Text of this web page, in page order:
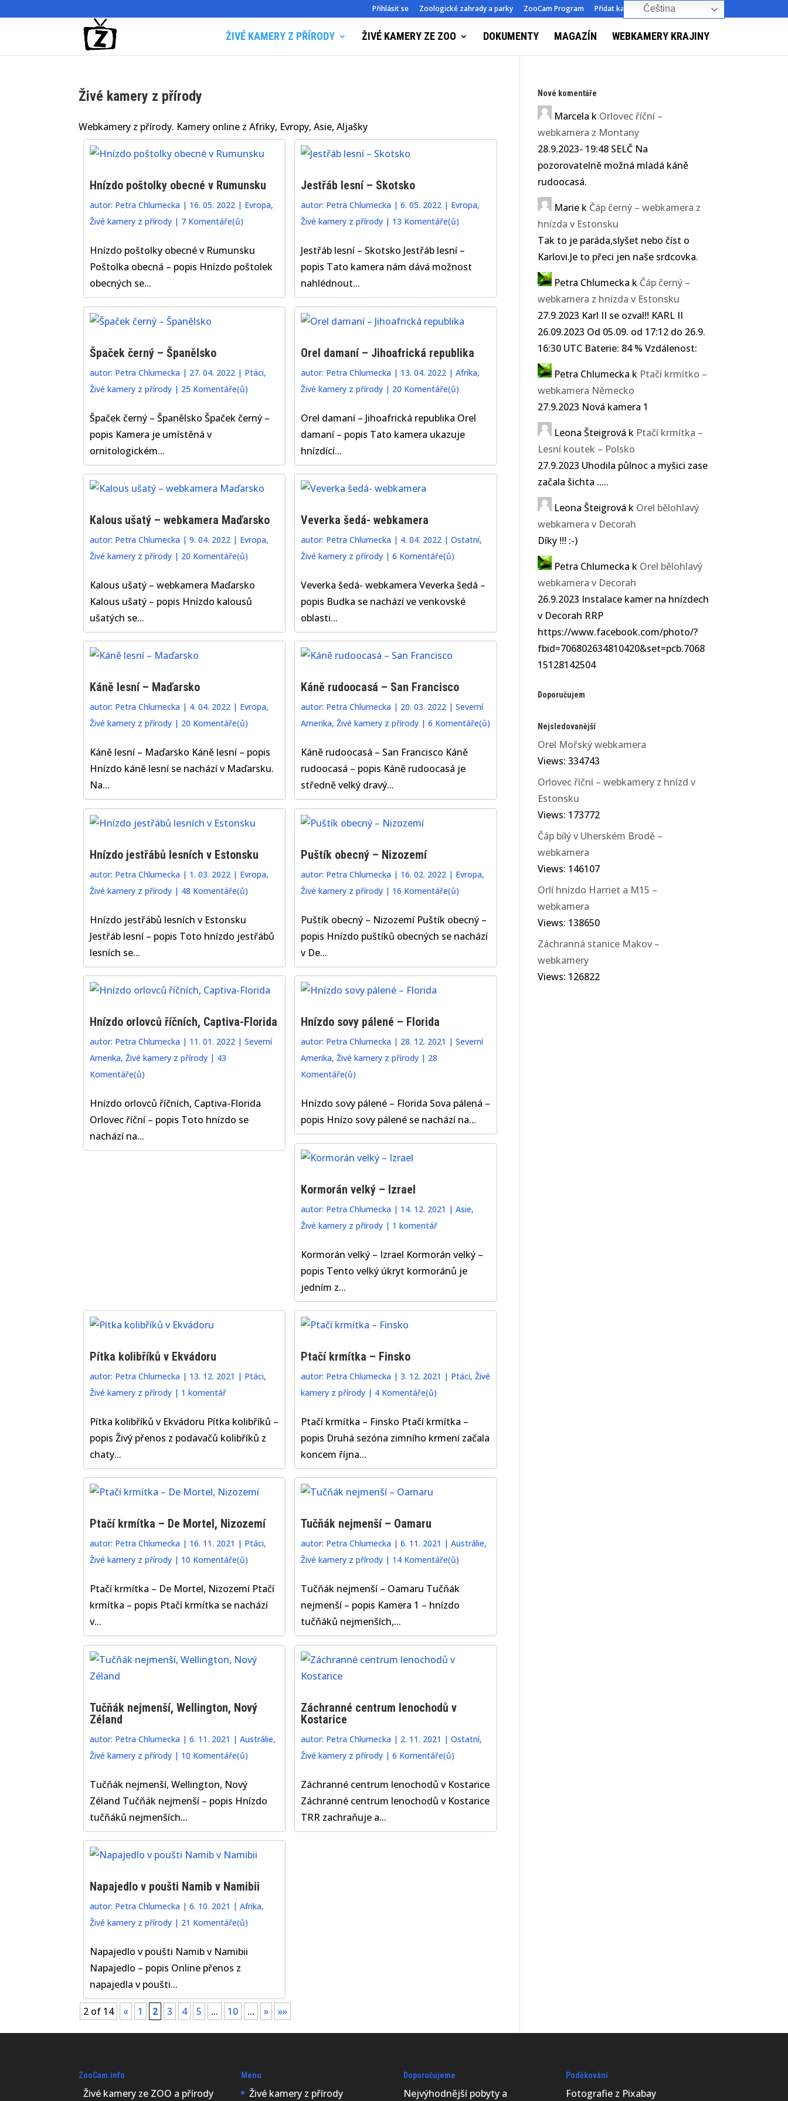
Přihlásit se Zoologické zahrady a parky ZooCam Program Přidat kameru O nás
ŽIVÉ KAMERY Z PŘÍRODY ŽIVÉ KAMERY ZE ZOO DOKUMENTY MAGAZÍN WEBKAMERY KRAJINY
Živé kamery z přírody
Webkamery z přírody. Kamery online z Afriky, Evropy, Asie, Aljašky
Hnízdo poštolky obecné v Rumunsku
autor: Petra Chlumecka| 16. 05. 2022| Evropa,
Živé kamery z přírody| 7 Komentáře(ů)
Hnízdo poštolky obecné v Rumunsku
Poštolka obecná – popis Hnízdo poštolek
obecných se...
Jestřáb lesní – Skotsko
autor: Petra Chlumecka| 6. 05. 2022| Evropa,
Živé kamery z přírody| 13 Komentáře(ů)
Jestřáb lesní – Skotsko Jestřáb lesní –
popis Tato kamera nám dává možnost
nahlédnout...
Špaček černý – Španělsko
autor: Petra Chlumecka| 27. 04. 2022| Ptáci,
Živé kamery z přírody| 25 Komentáře(ů)
Špaček černý – Španělsko Špaček černý –
popis Kamera je umístěná v
ornitologickém...
Orel damaní – Jihoafrická republika
autor: Petra Chlumecka| 13. 04. 2022| Afrika,
Živé kamery z přírody| 20 Komentáře(ů)
Orel damaní – Jihoafrická republika Orel
damaní – popis Tato kamera ukazuje
hnízdící...
Kalous ušatý – webkamera Maďarsko
autor: Petra Chlumecka| 9. 04. 2022| Evropa,
Živé kamery z přírody| 20 Komentáře(ů)
Kalous ušatý – webkamera Maďarsko
Kalous ušatý – popis Hnízdo kalousů
ušatých se...
Veverka šedá- webkamera
autor: Petra Chlumecka| 4. 04. 2022| Ostatní,
Živé kamery z přírody| 6 Komentáře(ů)
Veverka šedá- webkamera Veverka šedá –
popis Budka se nachází ve venkovské
oblasti...
Káně lesní – Maďarsko
autor: Petra Chlumecka| 4. 04. 2022| Evropa,
Živé kamery z přírody| 20 Komentáře(ů)
Káně lesní – Maďarsko Káně lesní – popis
Hnízdo káně lesní se nachází v Maďarsku.
Na...
Káně rudoocasá – San Francisco
autor: Petra Chlumecka| 20. 03. 2022| Severní
Amerika, Živé kamery z přírody| 6 Komentáře(ů)
Káně rudoocasá – San Francisco Káně
rudoocasá – popis Káně rudoocasá je
středně velký dravý...
Hnízdo jestřábů lesních v Estonsku
autor: Petra Chlumecka| 1. 03. 2022| Evropa,
Živé kamery z přírody| 48 Komentáře(ů)
Hnízdo jestřábů lesních v Estonsku
Jestřáb lesní – popis Toto hnízdo jestřábů
lesních se...
Puštík obecný – Nizozemí
autor: Petra Chlumecka| 16. 02. 2022| Evropa,
Živé kamery z přírody| 16 Komentáře(ů)
Puštík obecný – Nizozemí Puštík obecný –
popis Hnízdo puštíků obecných se nachází
v De...
Hnízdo orlovců říčních, Captiva-Florida
autor: Petra Chlumecka| 11. 01. 2022| Severní
Amerika, Živé kamery z přírody| 43
Komentáře(ů)
Hnízdo orlovců říčních, Captiva-Florida
Orlovec říční – popis Toto hnízdo se
nachází na...
Hnízdo sovy pálené – Florida
autor: Petra Chlumecka| 28. 12. 2021 | Severní
Amerika, Živé kamery z přírody| 28
Komentáře(ů)
Hnízdo sovy pálené – Florida Sova pálená –
popis Hnízo sovy pálené se nachází na...
Kormorán velký – Izrael
autor: Petra Chlumecka| 14. 12. 2021 | Asie,
Živé kamery z přírody| 1 komentář
Kormorán velký – Izrael Kormorán velký –
popis Tento velký úkryt kormoránů je
jedním z...
Pítka kolibříků v Ekvádoru
autor: Petra Chlumecka| 13. 12. 2021 | Ptáci,
Živé kamery z přírody| 1 komentář
Pítka kolibříků v Ekvádoru Pítka kolibříků –
popis Živý přenos z podavačů kolibříků z
chaty...
Ptačí krmítka – Finsko
autor: Petra Chlumecka| 3. 12. 2021 | Ptáci, Živé
kamery z přírody| 4 Komentáře(ů)
Ptačí krmítka – Finsko Ptačí krmítka –
popis Druhá sezóna zimního krmení začala
koncem října...
Ptačí krmítka – De Mortel, Nizozemí
autor: Petra Chlumecka| 16. 11. 2021 | Ptáci,
Živé kamery z přírody| 10 Komentáře(ů)
Ptačí krmítka – De Mortel, Nizozemí Ptačí
krmítka – popis Ptačí krmítka se nachází
v...
Tučňák nejmenší – Oamaru
autor: Petra Chlumecka| 6. 11. 2021 | Austrálie,
Živé kamery z přírody| 14 Komentáře(ů)
Tučňák nejmenší – Oamaru Tučňák
nejmenší – popis Kamera 1 – hnízdo
tučňáků nejmenších,...
Tučňák nejmenší, Wellington, Nový
Zéland
autor: Petra Chlumecka| 6. 11. 2021 | Austrálie,
Živé kamery z přírody| 10 Komentáře(ů)
Tučňák nejmenší, Wellington, Nový
Zéland Tučňák nejmenší – popis Hnízdo
tučňáků nejmenších...
Záchranné centrum lenochodů v
Kostarice
autor: Petra Chlumecka| 2. 11. 2021 | Ostatní,
Živé kamery z přírody| 6 Komentáře(ů)
Záchranné centrum lenochodů v Kostarice
Záchranné centrum lenochodů v Kostarice
TRR zachraňuje a...
Napajedlo v poušti Namib v Namibii
autor: Petra Chlumecka| 6. 10. 2021 | Afrika,
Živé kamery z přírody| 21 Komentáře(ů)
Napajedlo v poušti Namib v Namibii
Napajedlo – popis Online přenos z
napajedla v poušti...
2 of 14 « 1 2 3 4 5 ... 10 ... » »»
Nové komentáře
Marcela k Orlovec říční –
webkamera z Montany
28.9.2023- 19:48 SELČ Na
pozorovatelně možná mladá káně
rudoocasá.
Marie k Čáp černý – webkamera z
hnízda v Estonsku
Tak to je paráda,slyšet nebo číst o
Karlovi.Je to přeci jen naše srdcovka.
Petra Chlumecka k Čáp černý –
webkamera z hnízda v Estonsku
27.9.2023 Karl II se ozval!! KARL II
26.09.2023 Od 05.09. od 17:12 do 26.9.
16:30 UTC Baterie: 84 % Vzdálenost:
Petra Chlumecka k Ptačí krmítko –
webkamera Německo
27.9.2023 Nová kamera 1
Leona Šteigrová k Ptačí krmítka –
Lesní koutek – Polsko
27.9.2023 Uhodila půlnoc a myšici zase
začala šichta .....
Leona Šteigrová k Orel bělohlavý
webkamera v Decorah
Díky !!! :-)
Petra Chlumecka k Orel bělohlavý
webkamera v Decorah
26.9.2023 Instalace kamer na hnízdech
v Decorah RRP
https://www.facebook.com/photo/?
fbid=706802634810420&set=pcb.7068
15128142504
Doporučujem
Nejsledovanější
Orel Mořský webkamera
Views: 334743
Orlovec říční – webkamery z hnízd v
Estonsku
Views: 173772
Čáp bílý v Uherském Brodě –
webkamera
Views: 146107
Orlí hnízdo Harriet a M15 –
webkamera
Views: 138650
Záchranná stanice Makov –
webkamery
Views: 126822
ZooCam.info
Živé kamery ze ZOO a přírody
Menu
Živé kamery z přírody
Doporučujeme
Nejvýhodnější pobyty a
Poděkování
Fotografie z Pixabay
Čeština‎